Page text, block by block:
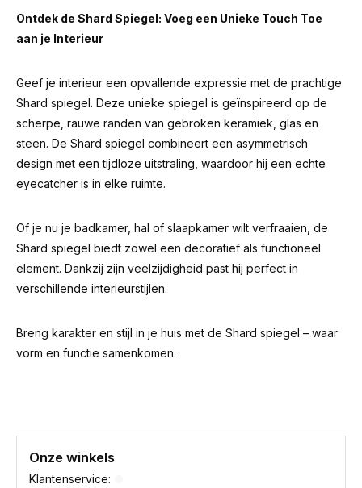
Ontdek de Shard Spiegel: Voeg een Unieke Touch Toe
aan je Interieur
Geef je interieur een opvallende expressie met de prachtige
Shard spiegel. Deze unieke spiegel is geïnspireerd op de
scherpe, rauwe randen van gebroken keramiek, glas en
steen. De Shard spiegel combineert een asymmetrisch
design met een tijdloze uitstraling, waardoor hij een echte
eyecatcher is in elke ruimte.
Of je nu je badkamer, hal of slaapkamer wilt verfraaien, de
Shard spiegel biedt zowel een decoratief als functioneel
element. Dankzij zijn veelzijdigheid past hij perfect in
verschillende interieurstijlen.
Breng karakter en stijl in je huis met de Shard spiegel – waar
vorm en functie samenkomen.
Onze winkels
Klantenservice: